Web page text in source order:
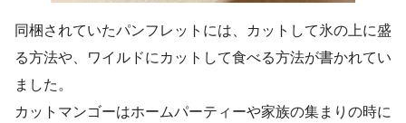
同梱されていたパンフレットには、カットして氷の上に盛
る方法や、ワイルドにカットして食べる方法が書かれてい
ました。
カットマンゴーはホームパーティーや家族の集まりの時に